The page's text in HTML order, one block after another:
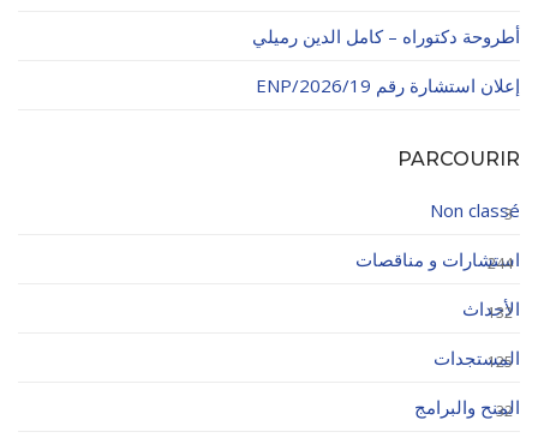
أطروحة دكتوراه – كامل الدين رميلي
إعلان استشارة رقم 19/ENP/2026
PARCOURIR
Non classé
3
استشارات و مناقصات
244
الأحداث
132
المستجدات
125
المنح والبرامج
32